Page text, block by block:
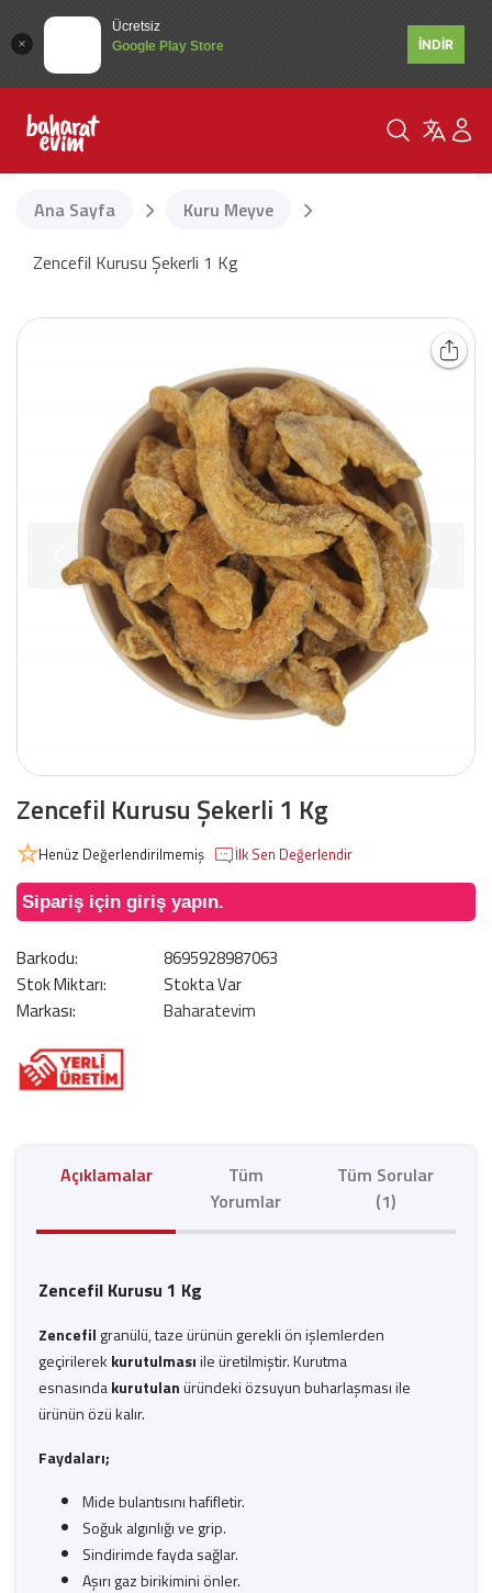
Ücretsiz
Google Play Store
İNDİR
Ana Sayfa
Kuru Meyve
Zencefil Kurusu Şekerli 1 Kg
Zencefil Kurusu Şekerli 1 Kg
Henüz Değerlendirilmemiş İlk Sen Değerlendir
Sipariş için giriş yapın.
Barkodu:
8695928987063
Stok Miktarı:
Stokta Var
Markası:
Baharatevim
Açıklamalar
Tüm
Yorumlar
Tüm Sorular
(1)
Zencefil Kurusu 1 Kg
Zencefil granülü, taze ürünün gerekli ön işlemlerden
geçirilerek kurutulmasıile üretilmiştir. Kurutma
esnasındakurutulanüründeki özsuyun buharlaşması ile
ürünün özü kalır.
Faydaları;
Mide bulantısını hafifletir.
Soğuk algınlığı ve grip.
Sindirimde fayda sağlar.
Aşırı gaz birikimini önler.